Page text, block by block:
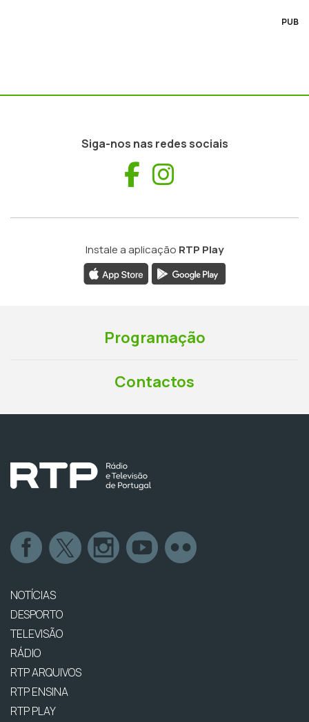
PUB
Siga-nos nas redes sociais
Facebook
Instale a aplicação RTP Play
Programação
Contactos
NOTÍCIAS
DESPORTO
TELEVISÃO
RÁDIO
RTP ARQUIVOS
RTP ENSINA
RTP PLAY